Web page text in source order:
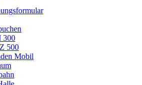
300
500
Mobil